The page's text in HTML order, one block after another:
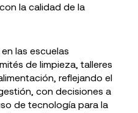
la calidad de la
las escuelas
de limpieza, talleres
reflejando el
con decisiones a
de tecnología para la